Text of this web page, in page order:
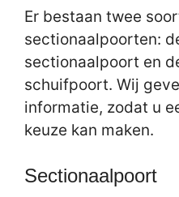
Er bestaan twee
sectionaalpoorten:
sectionaalpoort en
schuifpoort. Wij
informatie, zodat u
keuze kan maken.
Sectionaalpoort